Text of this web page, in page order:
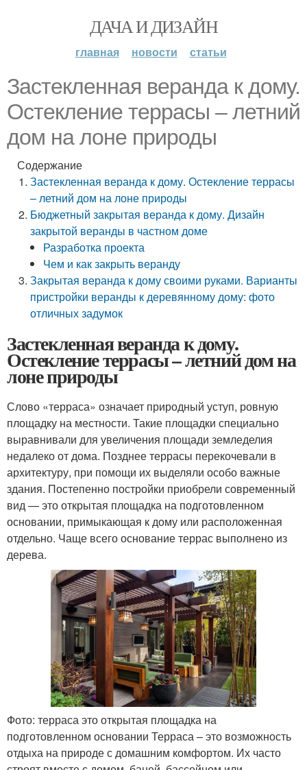
ДАЧА И ДИЗАЙН
главная новости статьи
Застекленная веранда к дому.
Остекление террасы – летний
дом на лоне природы
Содержание
Застекленная веранда к дому. Остекление террасы
– летний дом на лоне природы
Бюджетный закрытая веранда к дому. Дизайн
закрытой веранды в частном доме
Разработка проекта
Чем и как закрыть веранду
Закрытая веранда к дому своими руками. Варианты
пристройки веранды к деревянному дому: фото
отличных задумок
Застекленная веранда к дому.
Остекление террасы – летний дом на
лоне природы
Слово «терраса» означает природный уступ, ровную
площадку на местности. Такие площадки специально
выравнивали для увеличения площади земледелия
недалеко от дома. Позднее террасы перекочевали в
архитектуру, при помощи их выделяли особо важные
здания. Постепенно постройки приобрели современный
вид — это открытая площадка на подготовленном
основании, примыкающая к дому или расположенная
отдельно. Чаще всего основание террас выполнено из
дерева.
Фото: терраса это открытая площадка на
подготовленном основании Терраса – это возможность
отдыха на природе с домашним комфортом. Их часто